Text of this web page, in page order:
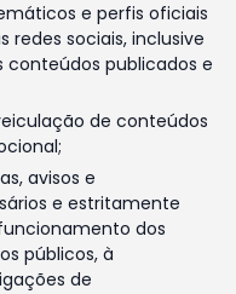
e perfis oficiais
redes sociais, inclusive
conteúdos publicados e
de conteúdos
avisos e
e estritamente
dos
públicos, à
de